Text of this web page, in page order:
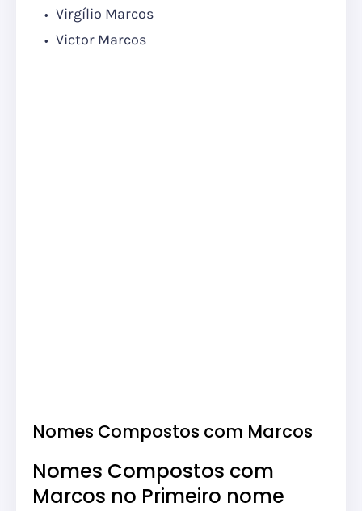
Virgílio Marcos
Victor Marcos
Nomes Compostos com Marcos
Nomes Compostos com
Marcos no Primeiro nome